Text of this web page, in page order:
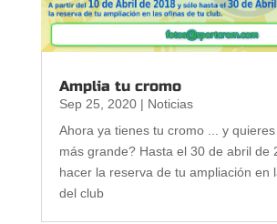
Amplia tu cromo
Sep 25, 2020| Noticias
Ahora ya tienes tu cromo ... y quieres
más grande? Hasta el 30 de abril de
hacer la reserva de tu ampliación en
del club